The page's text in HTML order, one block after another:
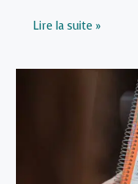
Comment
un
Lire la suite »